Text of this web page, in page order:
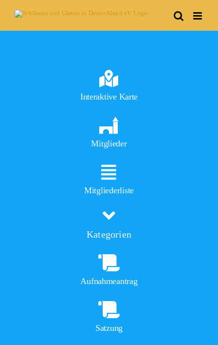
Interaktive Karte
Mitglieder
Mitgliederliste
Kategorien
Aufnahmeantrag
Satzung